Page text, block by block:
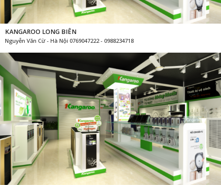
KANGAROO LONG BIÊN
Nguyễn Văn Cừ - Hà Nội 0769047222 - 0988234718